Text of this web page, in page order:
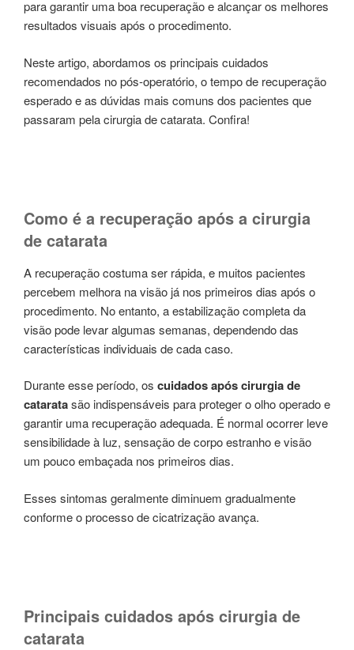
para garantir uma boa recuperação e alcançar os melhores
resultados visuais após o procedimento.
Neste artigo, abordamos os principais cuidados
recomendados no pós-operatório, o tempo de recuperação
esperado e as dúvidas mais comuns dos pacientes que
passaram pela cirurgia de catarata. Confira!
Como é a recuperação após a cirurgia
de catarata
A recuperação costuma ser rápida, e muitos pacientes
percebem melhora na visão já nos primeiros dias após o
procedimento. No entanto, a estabilização completa da
visão pode levar algumas semanas, dependendo das
características individuais de cada caso.
Durante esse período, os cuidados após cirurgia de
cataratasão indispensáveis para proteger o olho operado e
garantir uma recuperação adequada. É normal ocorrer leve
sensibilidade à luz, sensação de corpo estranho e visão
um pouco embaçada nos primeiros dias.
Esses sintomas geralmente diminuem gradualmente
conforme o processo de cicatrização avança.
Principais cuidados após cirurgia de
catarata